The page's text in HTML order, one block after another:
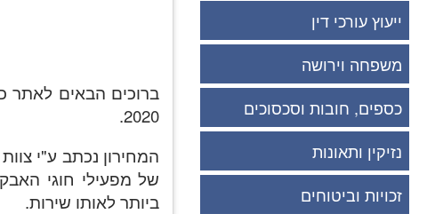
ייעוץ עורכי דין
משפחה וירושה
כספים, חובות וסכסוכים
נזיקין ותאונות
זכויות וביטוחים
ברוכים הבאים לאתר
2020.
המחירון נכתב ע"י
של מפעילי חוגי
ביותר לאותו שירות.